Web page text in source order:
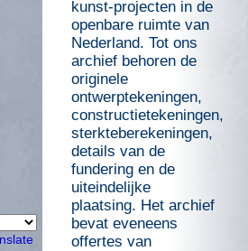
kunst-projecten in de
openbare ruimte van
Nederland. Tot ons
archief behoren de
originele
ontwerptekeningen,
constructietekeningen,
sterkteberekeningen,
details van de
fundering en de
uiteindelijke
plaatsing. Het archief
bevat eveneens
offertes van